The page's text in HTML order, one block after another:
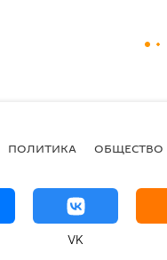
ПОЛИТИКА ОБЩЕСТВО
VK